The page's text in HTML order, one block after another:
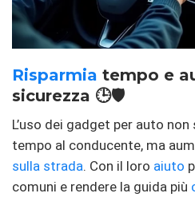
Risparmia tempo e
sicurezza 🕒🛡️
L’uso dei gadget per auto
tempo al conducente, ma
sulla strada. Con il loro aiuto
comuni e rendere la guida più